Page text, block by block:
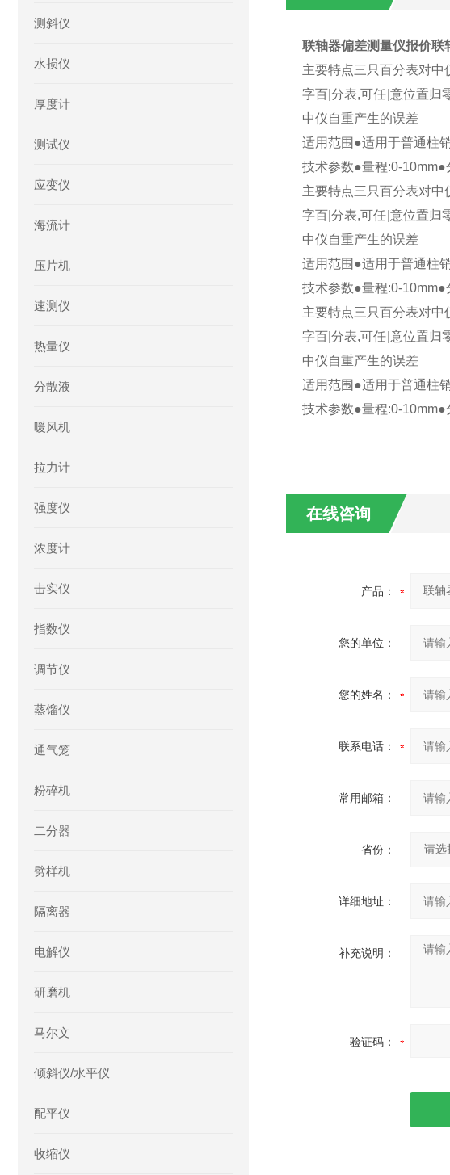
测斜仪
水损仪
厚度计
测试仪
应变仪
海流计
压片机
速测仪
热量仪
分散液
暖风机
拉力计
强度仪
浓度计
击实仪
指数仪
调节仪
蒸馏仪
通气笼
粉碎机
二分器
劈样机
隔离器
电解仪
研磨机
马尔文
倾斜仪/水平仪
配平仪
收缩仪
联轴器偏差测量仪报价联
主要特点三只百分表对
字百|分表,可任|意位置归
中仪自重产生的误差
适用范围●适用于普通柱
技术参数●量程:0-
主要特点三只百分表对
字百|分表,可任|意位置归
中仪自重产生的误差
适用范围●适用于普通柱
技术参数●量程:0-
主要特点三只百分表对
字百|分表,可任|意位置归
中仪自重产生的误差
适用范围●适用于普通柱
技术参数●量程:0-
在线咨询
产品：
您的单位：
您的姓名：
联系电话：
常用邮箱：
省份：
详细地址：
补充说明：
验证码：